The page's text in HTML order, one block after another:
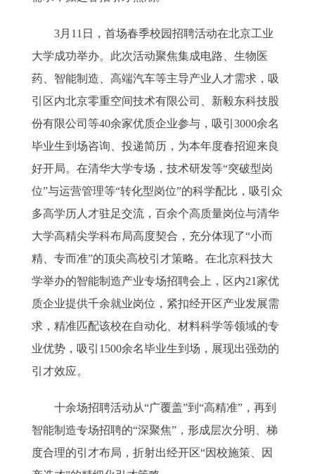
3月11日，首场春季校园招聘活动在北京工业
大学成功举办。此次活动聚焦集成电路、生物医
药、智能制造、高端汽车等主导产业人才需求，吸
引区内北京零重空间技术有限公司、新毅东科技股
份有限公司等40余家优质企业参与，吸引3000余名
毕业生到场咨询、投递简历，为本年度春招迎来良
好开局。在清华大学专场，技术研发等“突破型岗
位”与运营管理等“转化型岗位”的科学配比，吸引众
多高学历人才驻足交流，百余个高质量岗位与清华
大学高精尖学科布局高度契合，充分体现了“小而
精、专而准”的顶尖高校引才策略。在北京科技大
学举办的智能制造产业专场招聘会上，区内21家优
质企业提供千余就业岗位，紧扣经开区产业发展需
求，精准匹配该校在自动化、材料科学等领域的专
业优势，吸引1500余名毕业生到场，展现出强劲的
引才效应。
十余场招聘活动从“广覆盖”到“高精准”，再到
智能制造专场招聘的“深聚焦”，形成层次分明、梯
度合理的引才布局，折射出经开区“因校施策、因